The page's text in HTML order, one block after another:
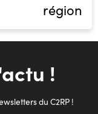
région
!
du C2RP !